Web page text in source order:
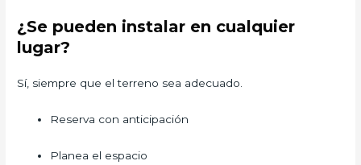
¿Se pueden instalar en cualquier
lugar?
Sí, siempre que el terreno sea adecuado.
Reserva con anticipación
Planea el espacio